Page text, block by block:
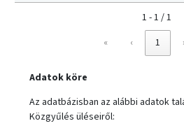
1 - 1 / 1
«
‹ 1 ›
Adatok köre
Az adatbázisban az alábbi adatok
Közgyűlés üléseiről: